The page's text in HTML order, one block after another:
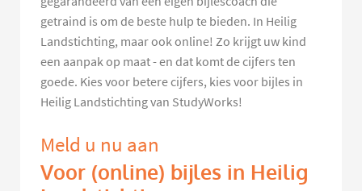
getraind is om de beste hulp te bieden. In Heilig
Landstichting, maar ook online! Zo krijgt uw kind
een aanpak op maat - en dat komt de cijfers ten
goede. Kies voor betere cijfers, kies voor bijles in
Heilig Landstichting van StudyWorks!
Meld u nu aan
Voor (online) bijles in Heilig